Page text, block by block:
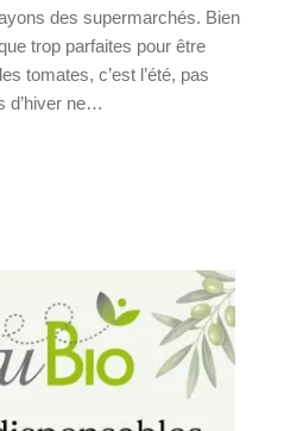
des supermarchés. Bien
trop parfaites pour être
tomates, c’est l’été, pas
d’hiver ne…